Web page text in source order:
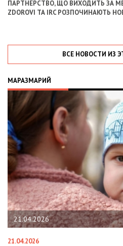
ПАРТНЕРСТВО, ЩО ВИХОДИТЬ ЗА
ZDOROVI ТА IRC РОЗПОЧИНАЮТЬ
ВСЕ НОВОСТИ ИЗ
МАРАЗМАРИЙ
02.02.2026